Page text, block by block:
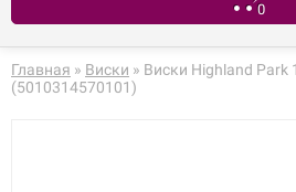
0
В корзине
Главная » Виски » Виски Highland Park
(5010314570101)